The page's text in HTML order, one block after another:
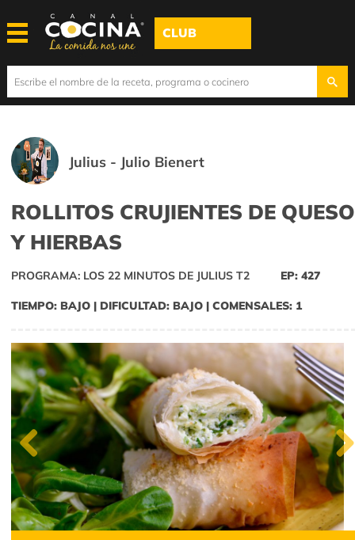
CLUB
Julius - Julio Bienert
ROLLITOS CRUJIENTES DE QUESO
Y HIERBAS
PROGRAMA: LOS 22 MINUTOS DE JULIUS T2 EP: 427
TIEMPO: BAJO | DIFICULTAD: BAJO | COMENSALES: 1
Previous Next